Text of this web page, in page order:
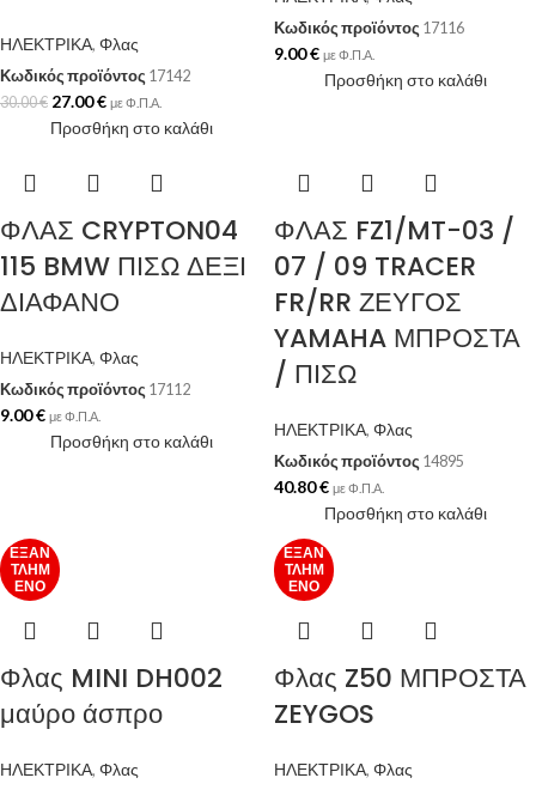
ΗΛΕΚΤΡΙΚΑ, Φλας
Κωδικός προϊόντος 17142
30.00€ 27.00€ με Φ.Π.Α.
Προσθήκη στο καλάθι
Κωδικός προϊόντος 17116
9.00€ με Φ.Π.Α.
Προσθήκη στο καλάθι
ΦΛΑΣ CRYPTON04
115 BMW ΠΙΣΩ ΔΕΞΙ
ΔΙΑΦΑΝΟ
ΗΛΕΚΤΡΙΚΑ, Φλας
Κωδικός προϊόντος 17112
9.00€ με Φ.Π.Α.
Προσθήκη στο καλάθι
ΦΛΑΣ FZ1/MT-03 /
07 / 09 TRACER
FR/RR ΖΕΥΓΟΣ
YAMAHA ΜΠΡΟΣΤΑ
/ ΠΙΣΩ
ΗΛΕΚΤΡΙΚΑ, Φλας
Κωδικός προϊόντος 14895
40.80€ με Φ.Π.Α.
Προσθήκη στο καλάθι
ΕΞΑΝ
ΤΛΗΜ
ΈΝΟ
Φλας MINI DH002
μαύρο άσπρο
ΗΛΕΚΤΡΙΚΑ, Φλας
ΕΞΑΝ
ΤΛΗΜ
ΈΝΟ
Φλας Z50 ΜΠΡΟΣΤΑ
ZEYGOS
ΗΛΕΚΤΡΙΚΑ, Φλας